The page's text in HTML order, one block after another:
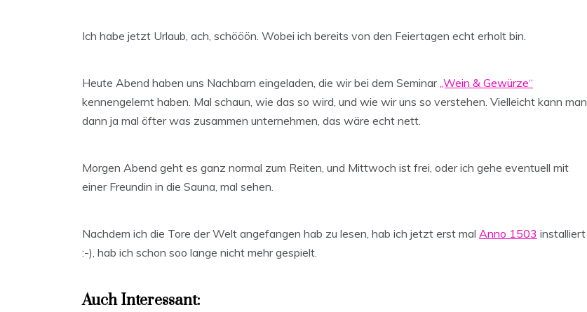
Ich habe jetzt Urlaub, ach, schööön. Wobei ich bereits von den Feiertagen echt erholt bin.
Heute Abend haben uns Nachbarn eingeladen, die wir bei dem Seminar„Wein & Gewürze“
kennengelernt haben. Mal schaun, wie das so wird, und wie wir uns so verstehen. Vielleicht kann man
dann ja mal öfter was zusammen unternehmen, das wäre echt nett.
Morgen Abend geht es ganz normal zum Reiten, und Mittwoch ist frei, oder ich gehe eventuell mit
einer Freundin in die Sauna, mal sehen.
Nachdem ich die Tore der Welt angefangen hab zu lesen, hab ich jetzt erst mal Anno 1503 installiert
:-), hab ich schon soo lange nicht mehr gespielt.
Auch Interessant: